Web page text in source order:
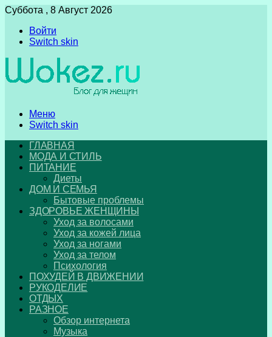
Суббота , 8 Август 2026
Войти
Switch skin
Меню
Switch skin
ГЛАВНАЯ
МОДА И СТИЛЬ
ПИТАНИЕ
Диеты
ДОМ И СЕМЬЯ
Бытовые проблемы
ЗДОРОВЬЕ ЖЕНЩИНЫ
Уход за волосами
Уход за кожей лица
Уход за ногами
Уход за телом
Психология
ПОХУДЕЙ В ДВИЖЕНИИ
РУКОДЕЛИЕ
ОТДЫХ
РАЗНОЕ
Обзор интернета
Музыка